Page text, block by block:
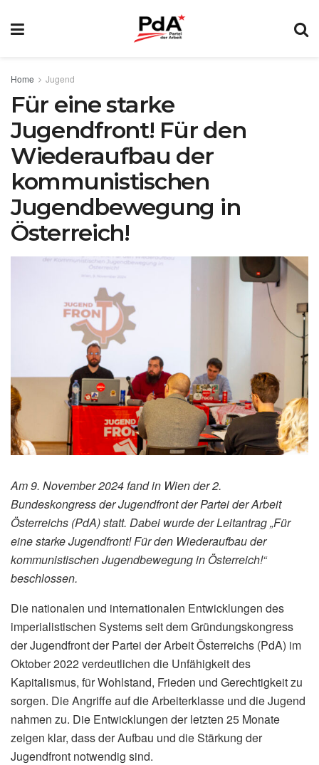
Home Jugend
Für eine starke
Jugendfront! Für den
Wiederaufbau der
kommunistischen
Jugendbewegung in
Österreich!
Am 9. November 2024 fand in Wien der 2.
Bundeskongress der Jugendfront der Partei der Arbeit
Österreichs (PdA) statt. Dabei wurde der Leitantrag „Für
eine starke Jugendfront! Für den Wiederaufbau der
kommunistischen Jugendbewegung in Österreich!“
beschlossen.
Die nationalen und internationalen Entwicklungen des
imperialistischen Systems seit dem Gründungskongress
der Jugendfront der Partei der Arbeit Österreichs (PdA) im
Oktober 2022 verdeutlichen die Unfähigkeit des
Kapitalismus, für Wohlstand, Frieden und Gerechtigkeit zu
sorgen. Die Angriffe auf die Arbeiterklasse und die Jugend
nahmen zu. Die Entwicklungen der letzten 25 Monate
zeigen klar, dass der Aufbau und die Stärkung der
Jugendfront notwendig sind.